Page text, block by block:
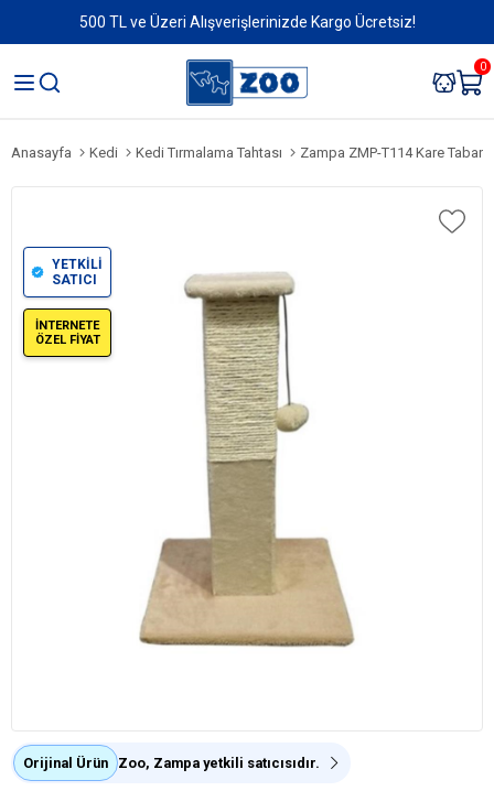
500 TL ve Üzeri Alışverişlerinizde Kargo Ücretsiz!
0
Anasayfa Kedi Kedi Tırmalama Tahtası Zampa ZMP-T114 Kare Taban Kedi
YETKİLİ
SATICI
İNTERNETE
ÖZEL FİYAT
Orijinal Ürün Zoo, Zampa yetkili satıcısıdır.